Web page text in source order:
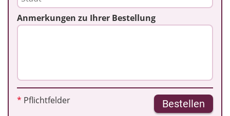
Anmerkungen zu Ihrer Bestellung
* Pflichtfelder Bestellen